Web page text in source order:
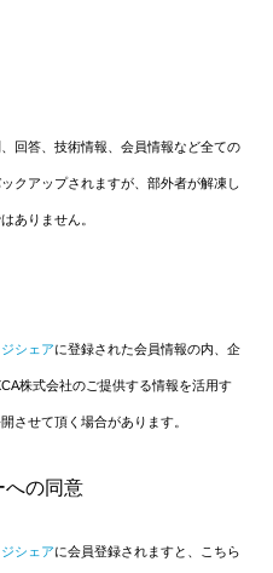
回答、技術情報、会員情報など全ての
クアップされますが、部外者が解凍し
ありません。
シェアに登録された会員情報の内、企
株式会社のご提供する情報を活用す
させて頂く場合があります。
への同意
シェアに会員登録されますと、こちら